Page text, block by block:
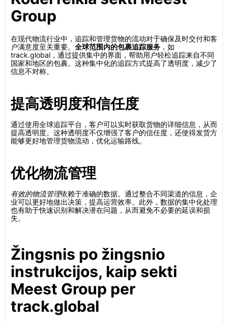
Group
在现代物流行业中，追踪和管理货物的流动对于确保及时交付和客
户满意度至关重要。 全球范围内的包裹追踪服务 ，如
track.global，通过提供集中的界面，帮助用户轻松追踪来自不同
国家和地区的包裹。这种集中化的追踪方式提高了透明度，减少了
信息不对称。
提高透明度和信任度
通过使用全球追踪平台，客户可以实时获取货物的详细信息，从而
提高透明度。这种透明度不仅增强了客户的信任度，还使得发货方
能够更好地管理货物流动，优化运输路线。
优化物流管理
有效的物流管理依赖于准确的数据。通过整合不同渠道的信息，企
业可以更好地做出决策，提高运营效率。此外，数据的集中化处理
也有助于快速识别和解决潜在问题，从而避免不必要的延误和损
失。
Žingsnis po žingsnio
instrukcijos, kaip sekti
Meest Group per
track.global